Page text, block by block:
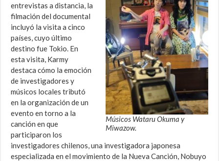
Músicos Wataru Okuma y
Miwazow.
entrevistas a distancia, la
filmación del documental
incluyó la visita a cinco
países, cuyo último
destino fue Tokio. En
esta visita, Karmy
destaca cómo la emoción
de investigadores y
músicos locales tributó
en la organización de un
evento en torno a la
canción en que
participaron los
investigadores chilenos, una investigadora japonesa
especializada en el movimiento de la Nueva Canción, Nobuyo